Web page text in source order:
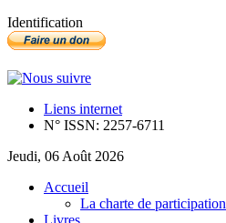
Identification
Liens internet
N° ISSN: 2257-6711
Jeudi, 06 Août 2026
Accueil
La charte de participation
Livres